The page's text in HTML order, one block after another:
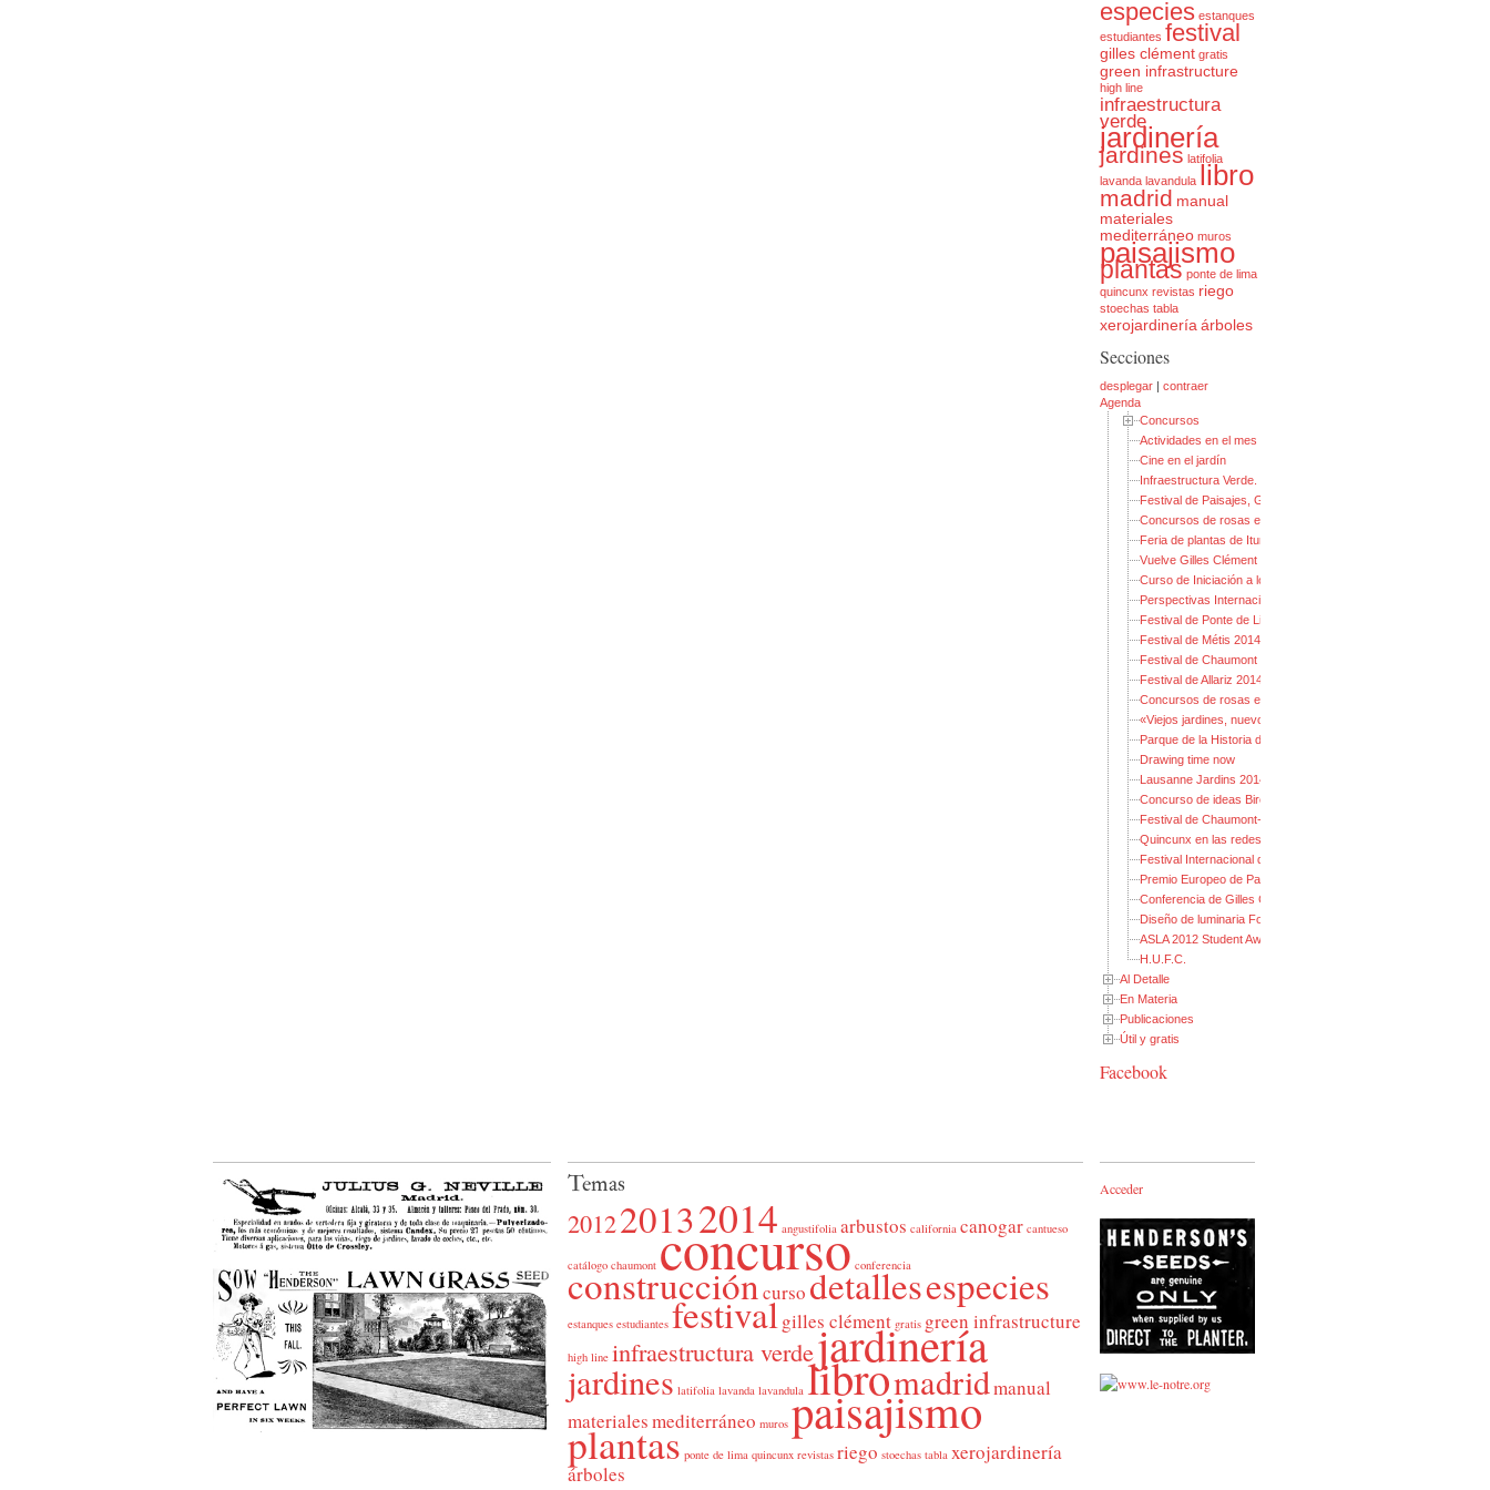
especies estanques
estudiantes festival
gilles clément gratis
green infrastructure
high line
infraestructura
verde
jardinería
jardines latifolia
lavanda lavandula libro
madrid manual
materiales
mediterráneo muros
paisajismo
plantas ponte de lima
quincunx revistas riego
stoechas tabla
xerojardinería árboles
Secciones
desplegar | contraer
Agenda
Concursos
Actividades en el mes mundial de la Arquitectura del Paisaje
Cine en el jardín
Infraestructura Verde. Explorando el alcance de un concepto
Festival de Paisajes, Gestos y Jardines 2014
Concursos de rosas en Madrid 2014
Feria de plantas de Iturraran: guía para no perderse
Vuelve Gilles Clément
Curso de Iniciación a los GIS
Perspectivas Internacionales en Diseño de Plantaciones 2013
Festival de Ponte de Lima 2014: Jardines de Fiesta
Festival de Métis 2014
Festival de Chaumont 2014: Jardines de los pecados capitales
Festival de Allariz 2014
Concursos de rosas en Madrid 2013
«Viejos jardines, nuevos parques» 2013
Parque de la Historia de Bjørvika
Drawing time now
Lausanne Jardins 2014
Concurso de ideas Birco
Festival de Chaumont-sur-Loire 2013
Quincunx en las redes sociales
Festival Internacional de Jardines Ponte de Lima 2013
Premio Europeo de Paisaje Rosa Barba
Conferencia de Gilles Clément
Diseño de luminaria Fondation CLU
ASLA 2012 Student Awards
H.U.F.C.
Al Detalle
En Materia
Publicaciones
Útil y gratis
Facebook
Temas
201220132014 angustifolia arbustos california canogar cantueso
catálogo chaumont concurso conferencia
construccióncursodetallesespecies
estanques estudiantes festivalgilles clément gratis green infrastructure
high line infraestructura verdejardinería
jardines latifolia lavanda lavandula libromadridmanual
materialesmediterráneo muros paisajismo
plantas ponte de lima quincunx revistas riego stoechas tabla xerojardinería
árboles
Acceder